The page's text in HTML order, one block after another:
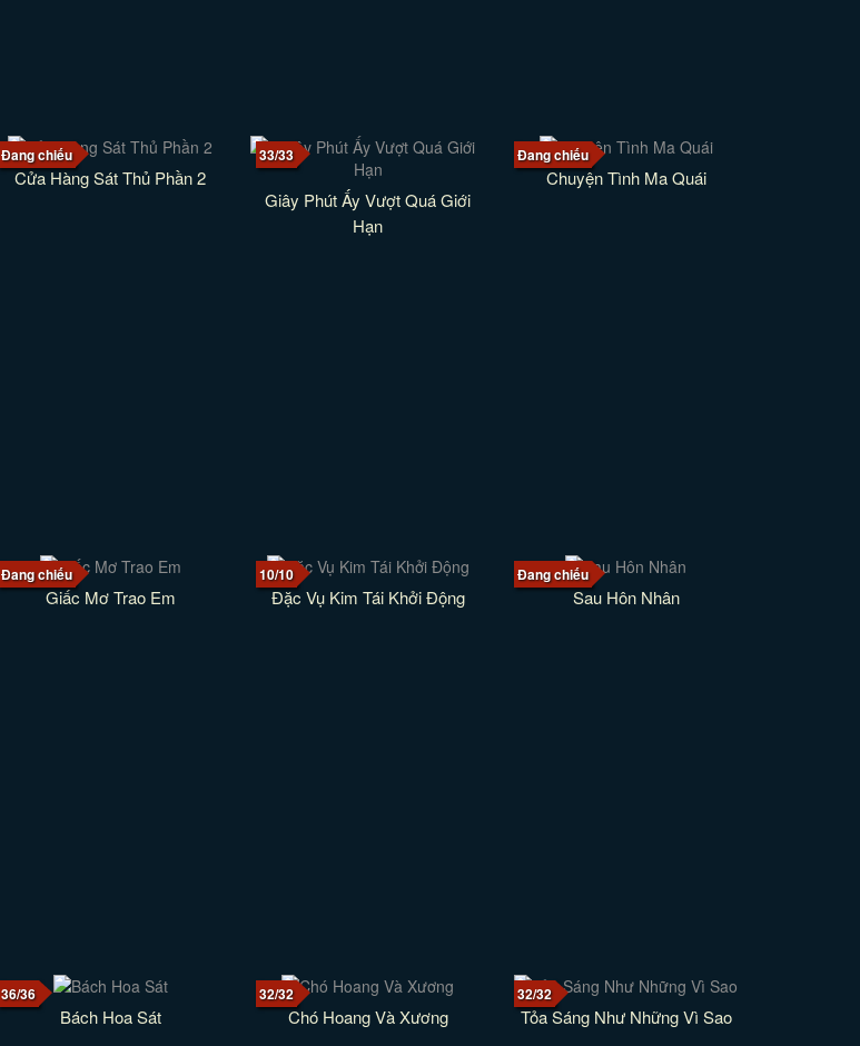
Đang chiếu
Cửa Hàng Sát Thủ Phần 2
33/33
Giây Phút Ấy Vượt Quá Giới
Hạn
Đang chiếu
Chuyện Tình Ma Quái
Đang chiếu
Giấc Mơ Trao Em
10/10
Đặc Vụ Kim Tái Khởi Động
Đang chiếu
Sau Hôn Nhân
36/36
Bách Hoa Sát
32/32
Chó Hoang Và Xương
32/32
Tỏa Sáng Như Những Vì Sao